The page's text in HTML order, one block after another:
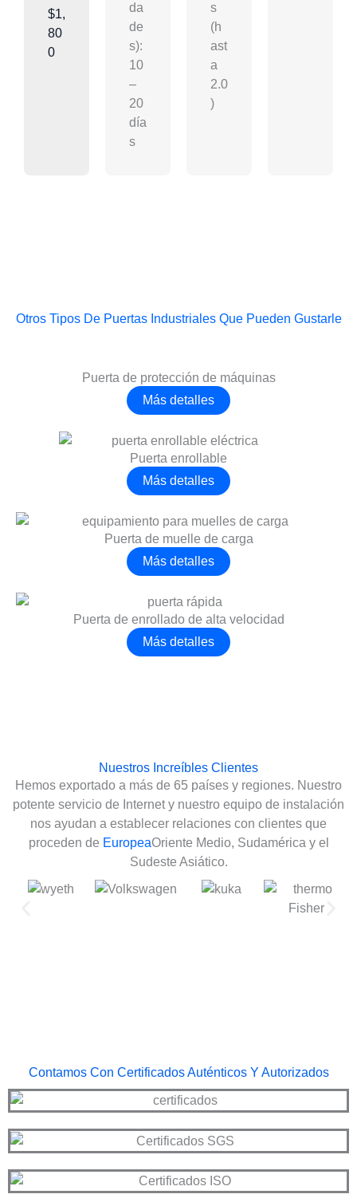
$1,
80
0
da
de
s):
10
–
20
día
s
s
(h
ast
a
2.0
)
Otros Tipos De Puertas Industriales Que Pueden Gustarle
Puerta de protección de máquinas
Más detalles
Puerta enrollable
Más detalles
Puerta de muelle de carga
Más detalles
Puerta de enrollado de alta velocidad
Más detalles
Nuestros Increíbles Clientes
Hemos exportado a más de 65 países y regiones. Nuestro
potente servicio de Internet y nuestro equipo de instalación
nos ayudan a establecer relaciones con clientes que
proceden de EuropeaOriente Medio, Sudamérica y el
Sudeste Asiático.
Contamos Con Certificados Auténticos Y Autorizados